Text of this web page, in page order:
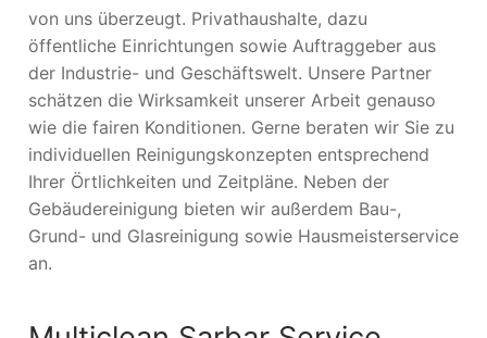
von uns überzeugt. Privathaushalte, dazu
öffentliche Einrichtungen sowie Auftraggeber aus
der Industrie- und Geschäftswelt. Unsere Partner
schätzen die Wirksamkeit unserer Arbeit genauso
wie die fairen Konditionen. Gerne beraten wir Sie zu
individuellen Reinigungskonzepten entsprechend
Ihrer Örtlichkeiten und Zeitpläne. Neben der
Gebäudereinigung bieten wir außerdem Bau-,
Grund- und Glasreinigung sowie Hausmeisterservice
an.